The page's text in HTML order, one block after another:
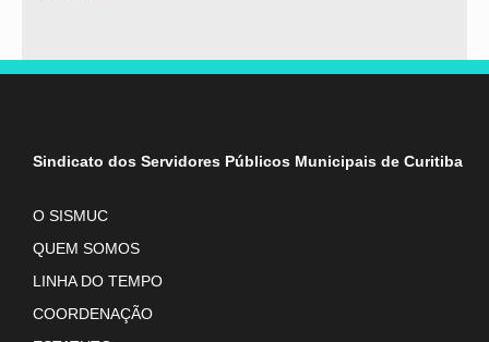
Sindicato dos Servidores Públicos Municipais de Curitiba
O SISMUC
QUEM SOMOS
LINHA DO TEMPO
COORDENAÇÃO